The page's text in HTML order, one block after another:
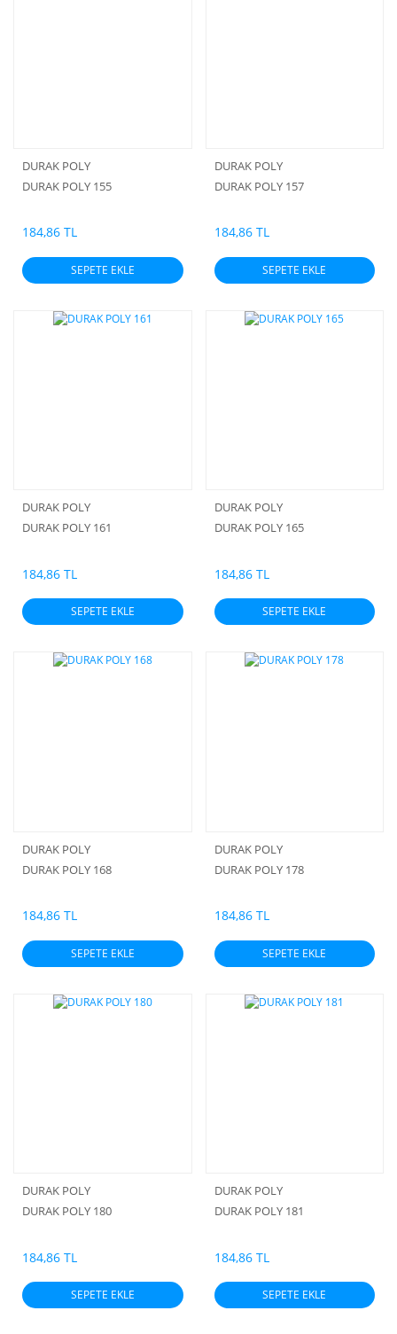
DURAK POLY
DURAK POLY 155
184,86 TL
SEPETE EKLE
DURAK POLY
DURAK POLY 157
184,86 TL
SEPETE EKLE
DURAK POLY
DURAK POLY 161
184,86 TL
SEPETE EKLE
DURAK POLY
DURAK POLY 165
184,86 TL
SEPETE EKLE
DURAK POLY
DURAK POLY 168
184,86 TL
SEPETE EKLE
DURAK POLY
DURAK POLY 178
184,86 TL
SEPETE EKLE
DURAK POLY
DURAK POLY 180
184,86 TL
SEPETE EKLE
DURAK POLY
DURAK POLY 181
184,86 TL
SEPETE EKLE